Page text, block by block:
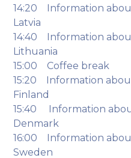
14:20 Information
Latvia
14:40 Information
Lithuania
15:00 Coffee break
15:20 Information
Finland
15:40 Information
Denmark
16:00 Information
Sweden